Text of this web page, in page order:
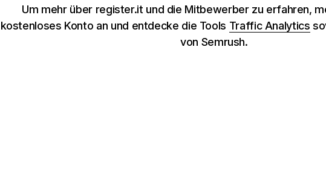
Um mehr über register.it und die Mitbewerber zu erfahren,
kostenloses Konto an und entdecke die Tools Traffic Analytics
von Semrush.